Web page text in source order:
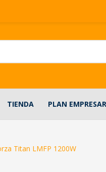
TIENDA PLAN
Titan LMFP 1200W